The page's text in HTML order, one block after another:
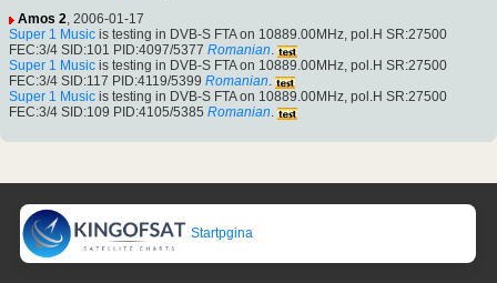
Amos 2, 2006-01-17
Super 1 Music is testing in DVB-S FTA on 10889.00MHz, pol.H SR:27500
FEC:3/4 SID:101 PID:4097/5377 Romanian.
Super 1 Music is testing in DVB-S FTA on 10889.00MHz, pol.H SR:27500
FEC:3/4 SID:117 PID:4119/5399 Romanian.
Super 1 Music is testing in DVB-S FTA on 10889.00MHz, pol.H SR:27500
FEC:3/4 SID:109 PID:4105/5385 Romanian.
Startpgina